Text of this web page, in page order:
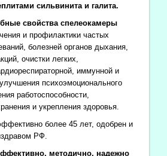
сильвинита и галита.
свойства спелеокамеры
и профилактики частых
болезней органов дыхания,
очистки легких,
иммунной и
психоэмоционального
работоспособности,
и укрепления здоровья.
более 45 лет, одобрен и
РФ.
методично, надежно